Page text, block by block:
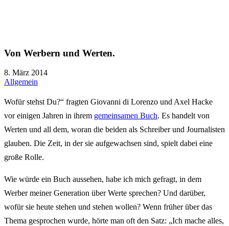
Von Werbern und Werten.
8. März 2014
Allgemein
Wofür stehst Du?“ fragten Giovanni di Lorenzo und Axel Hacke
vor einigen Jahren in ihrem gemeinsamen Buch. Es handelt von
Werten und all dem, woran die beiden als Schreiber und Journalisten
glauben. Die Zeit, in der sie aufgewachsen sind, spielt dabei eine
große Rolle.
Wie würde ein Buch aussehen, habe ich mich gefragt, in dem
Werber meiner Generation über Werte sprechen? Und darüber,
wofür sie heute stehen und stehen wollen? Wenn früher über das
Thema gesprochen wurde, hörte man oft den Satz: „Ich mache alles,